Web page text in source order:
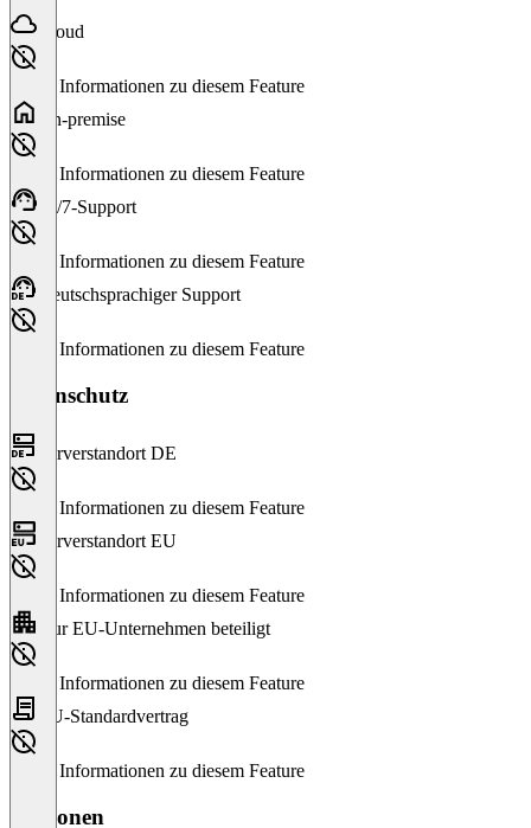
Cloud
Keine Informationen zu diesem Feature
On-premise
Keine Informationen zu diesem Feature
24/7-Support
Keine Informationen zu diesem Feature
Deutschsprachiger Support
Keine Informationen zu diesem Feature
Datenschutz
Serverstandort DE
Keine Informationen zu diesem Feature
Serverstandort EU
Keine Informationen zu diesem Feature
Nur EU-Unternehmen beteiligt
Keine Informationen zu diesem Feature
EU-Standardvertrag
Keine Informationen zu diesem Feature
Versionen